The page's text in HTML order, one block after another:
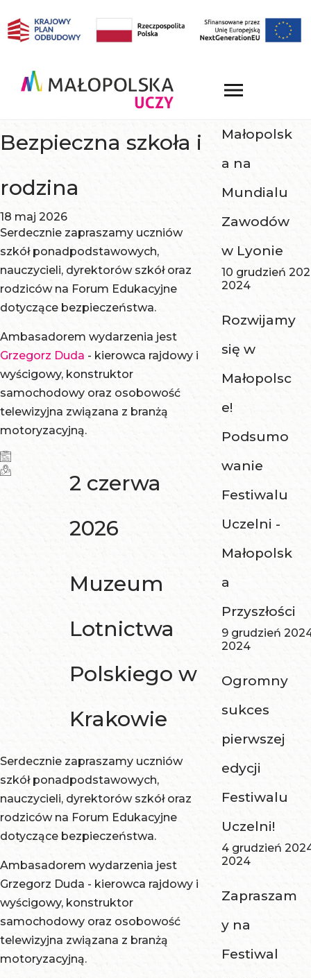
Bezpieczna szkoła i
rodzina
18 maj 2026
Serdecznie zapraszamy uczniów
szkół ponadpodstawowych,
nauczycieli, dyrektorów szkół oraz
rodziców na Forum Edukacyjne
dotyczące bezpieczeństwa.
Ambasadorem wydarzenia jest
Grzegorz Duda - kierowca rajdowy i
wyścigowy, konstruktor
samochodowy oraz osobowość
telewizyjna związana z branżą
motoryzacyjną.
2 czerwa
2026
Muzeum
Lotnictwa
Polskiego w
Krakowie
Serdecznie zapraszamy uczniów
szkół ponadpodstawowych,
nauczycieli, dyrektorów szkół oraz
rodziców na Forum Edukacyjne
dotyczące bezpieczeństwa.
Ambasadorem wydarzenia jest
Grzegorz Duda - kierowca rajdowy i
wyścigowy, konstruktor
samochodowy oraz osobowość
telewizyjna związana z branżą
motoryzacyjną.
Małopolsk
a na
Mundialu
Zawodów
w Lyonie
10 grudzień
2024
Rozwijamy
się w
Małopolsc
e!
Podsumo
wanie
Festiwalu
Uczelni -
Małopolsk
a
Przyszłości
9 grudzień
2024
Ogromny
sukces
pierwszej
edycji
Festiwalu
Uczelni!
4 grudzień
2024
Zapraszam
y na
Festiwal